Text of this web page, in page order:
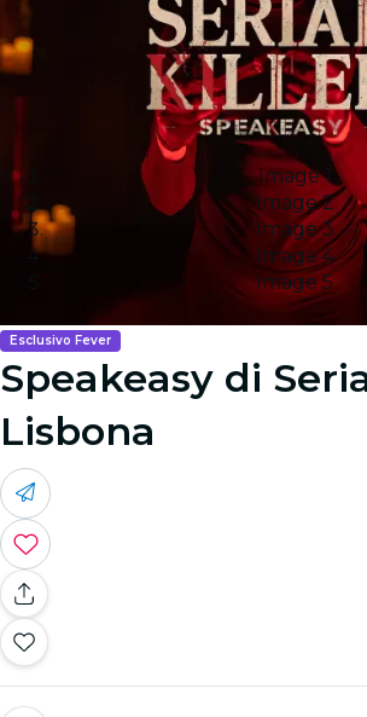
Image 1
Image 2
Image 3
Image 4
Image 5
Esclusivo Fever
Speakeasy di
Lisbona